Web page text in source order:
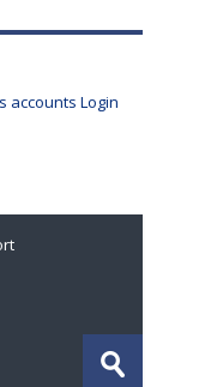
accounts Login
Enviar